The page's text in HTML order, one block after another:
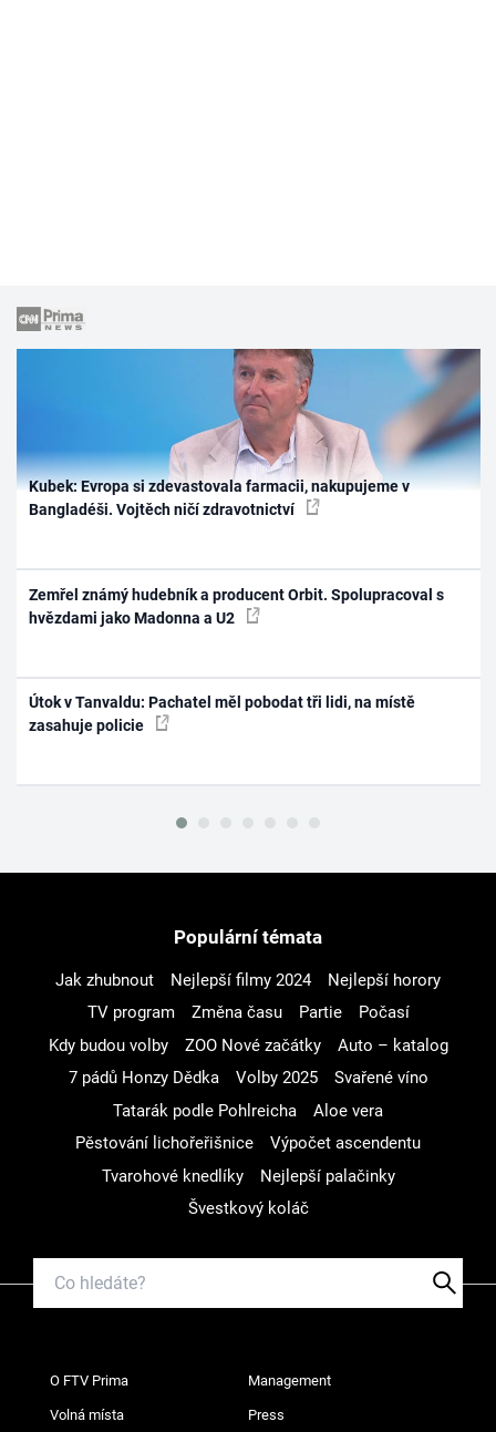
Kubek: Evropa si zdevastovala farmacii, nakupujeme v
Bangladéši. Vojtěch ničí zdravotnictví
Zemřel známý hudebník a producent Orbit. Spolupracoval s
hvězdami jako Madonna a U2
Útok v Tanvaldu: Pachatel měl pobodat tři lidi, na místě
zasahuje policie
Populární témata
Jak zhubnout Nejlepší filmy 2024
Nejlepší horory
TV program
Změna času Partie
Počasí
Kdy budou volby
ZOO Nové začátky
Auto – katalog
7 pádů Honzy Dědka
Volby 2025
Svařené víno
Tatarák podle Pohlreicha
Aloe vera
Pěstování lichořeřišnice
Výpočet ascendentu
Tvarohové knedlíky
Nejlepší palačinky
Švestkový koláč
O FTV Prima Management
Volná místa Press